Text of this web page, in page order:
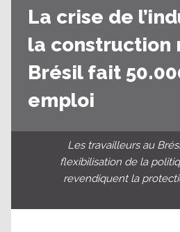
La crise de
la construction
Brésil fait
emploi
Les travailleurs au
flexibilisation de la
revendiquent la